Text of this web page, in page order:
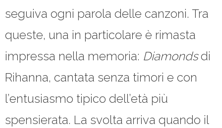
seguiva ogni parola delle canzoni. Tra
queste, una in particolare è rimasta
impressa nella memoria: Diamondsdi
Rihanna, cantata senza timori e con
l’entusiasmo tipico dell’età più
spensierata. La svolta arriva quando il